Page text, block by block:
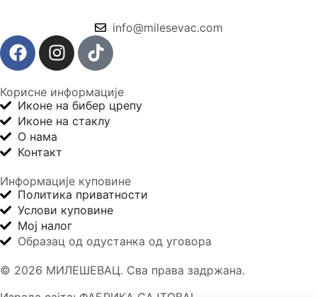
info@milesevac.com
Корисне информације
Иконе на бибер црепу
Иконе на стаклу
О нама
Контакт
Информације куповине
Политика приватности
Услови куповине
Мој налог
Образац од одустанка од уговора
© 2026 МИЛЕШЕВАЦ. Сва права задржана.